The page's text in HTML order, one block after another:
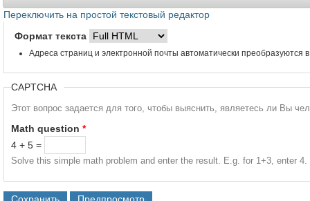
Переключить на простой текстовый редактор
Формат текста
Адреса страниц и электронной почты автоматически преобразуются
CAPTCHA
Этот вопрос задается для того, чтобы выяснить, являетесь ли Вы
Math question *
4 + 5 =
Solve this simple math problem and enter the result. E.g. for 1+3, enter 4.